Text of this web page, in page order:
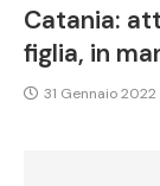
Catania:
figlia, in
31 Gennaio 2022